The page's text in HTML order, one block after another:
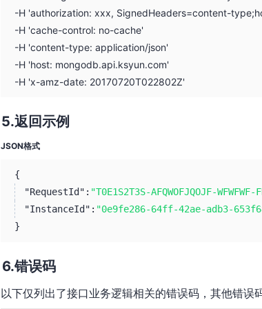
-H 'authorization: xxx, SignedHeaders=content-
-H 'cache-control: no-cache'
-H 'content-type: application/json'
-H 'host: mongodb.api.ksyun.com'
-H 'x-amz-date: 20170720T022802Z'
返回示例
JSON格式
{
"RequestId": "T0E1S2T3S-AFQWOFJQOJF-WFWFWF-
"InstanceId": "0e9fe286-64ff-42ae-adb3-
}
错误码
以下仅列出了接口业务逻辑相关的错误码，其他错误